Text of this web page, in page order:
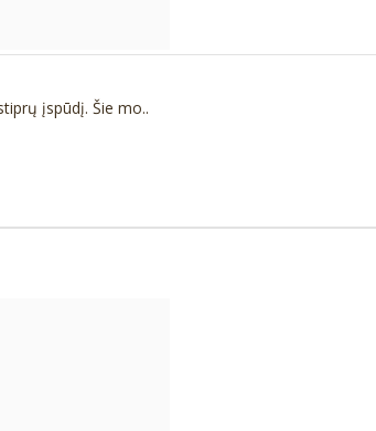
įspūdį. Šie mo..